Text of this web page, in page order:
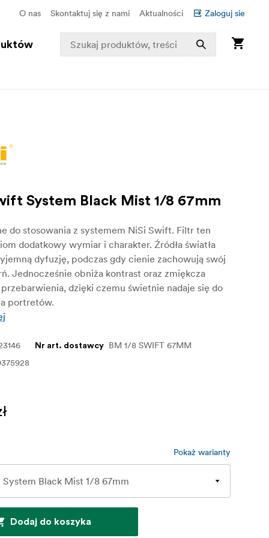
O nas Skontaktuj się z nami Aktualności Zaloguj sie
System Black Mist 1/8 67mm
do stosowania z systemem NiSi Swift. Filtr ten
dodatkowy wymiar i charakter. Źródła światła
dyfuzję, podczas gdy cienie zachowują swój
Jednocześnie obniża kontrast oraz zmiękcza
dzięki czemu świetnie nadaje się do
portretów.
Nr art. dostawcy BM 1/8 SWIFT 67MM
Pokaż warianty
Dodaj do koszyka